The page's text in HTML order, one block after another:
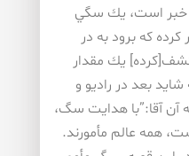
خبر است، يك سگي
كرده كه برود به در
يك مقدار
بعد در راديو و
آن آقا:”با هدايت سگ،
همه عالم مأمورند.